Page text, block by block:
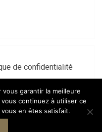
de confidentialité
using
garantir la meilleure
continuez à utiliser ce
en êtes satisfait.